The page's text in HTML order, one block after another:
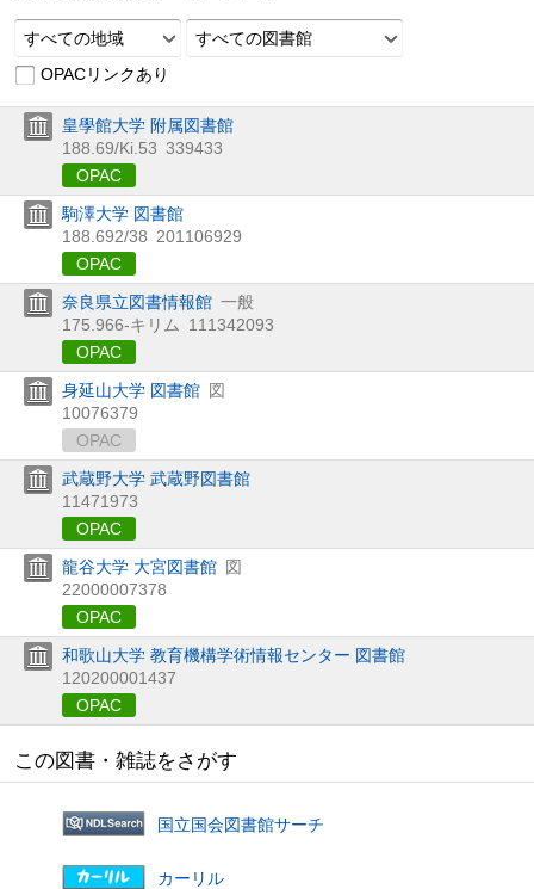
すべての地域
すべての図書館
OPACリンクあり
皇學館大学 附属図書館
188.69/Ki.53 339433
OPAC
駒澤大学 図書館
188.692/38 201106929
OPAC
奈良県立図書情報館 一般
175.966-キリム
111342093
OPAC
身延山大学 図書館 図
10076379
OPAC
武蔵野大学 武蔵野図書館
11471973
OPAC
龍谷大学 大宮図書館 図
22000007378
OPAC
和歌山大学 教育機構学術情報センター 図書館
120200001437
OPAC
この図書・雑誌をさがす
国立国会図書館サーチ
カーリル